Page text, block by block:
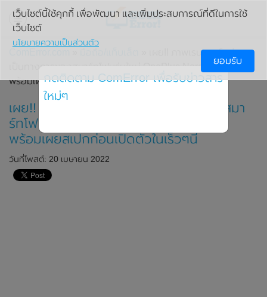
» เผย!! ภาพเรนเดอร์อย่าง
เป็นทางการของสมาร์ทโฟนรุ่นใหม่ OnePlus Nord N20 (5G)
พร้อมเผยสเปกก่อนเปิดตัวในเร็วๆนี้
เผย!! ภาพเรนเดอร์อย่างเป็นทางการของสมา
ร์ทโฟนรุ่นใหม่ OnePlus Nord N20 (5G)
พร้อมเผยสเปกก่อนเปิดตัวในเร็วๆนี้
วันที่โพสต์: 20 เมษายน 2022
เว็บไซต์นี้ใช้คุกกี้ เพื่อพัฒนา และเพิ่มประสบการณ์ที่ดีในการใช้
เว็บไซต์
นโยบายความเป็นส่วนตัว
ยอมรับ
กดติดตาม ComError เพื่อรับข่าวสาร
ใหม่ๆ